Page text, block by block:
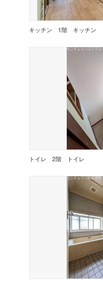
キッチン 1階 キッチン
トイレ 2階 トイレ